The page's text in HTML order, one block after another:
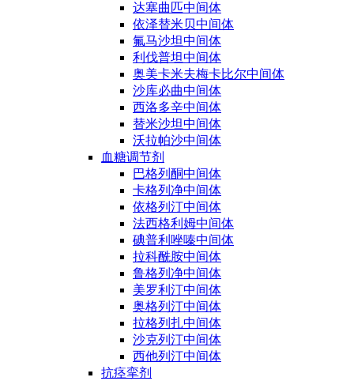
达塞曲匹中间体
依泽替米贝中间体
氟马沙坦中间体
利伐普坦中间体
奥美卡米夫梅卡比尔中间体
沙库必曲中间体
西洛多辛中间体
替米沙坦中间体
沃拉帕沙中间体
血糖调节剂
巴格列酮中间体
卡格列净中间体
依格列汀中间体
法西格利姆中间体
碘普利唑嗪中间体
拉科酰胺中间体
鲁格列净中间体
美罗利汀中间体
奥格列汀中间体
拉格列扎中间体
沙克列汀中间体
西他列汀中间体
抗痉挛剂